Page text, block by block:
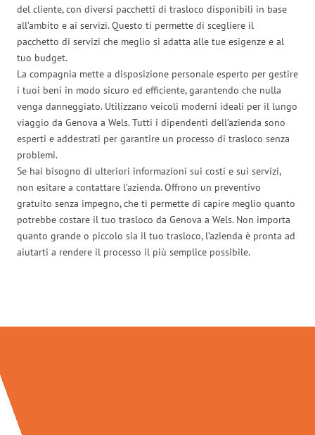
del cliente, con diversi pacchetti di trasloco disponibili in base
all’ambito e ai servizi. Questo ti permette di scegliere il
pacchetto di servizi che meglio si adatta alle tue esigenze e al
tuo budget.
La compagnia mette a disposizione personale esperto per gestire
i tuoi beni in modo sicuro ed efficiente, garantendo che nulla
venga danneggiato. Utilizzano veicoli moderni ideali per il lungo
viaggio da Genova a Wels. Tutti i dipendenti dell’azienda sono
esperti e addestrati per garantire un processo di trasloco senza
problemi.
Se hai bisogno di ulteriori informazioni sui costi e sui servizi,
non esitare a contattare l’azienda. Offrono un preventivo
gratuito senza impegno, che ti permette di capire meglio quanto
potrebbe costare il tuo trasloco da Genova a Wels. Non importa
quanto grande o piccolo sia il tuo trasloco, l’azienda è pronta ad
aiutarti a rendere il processo il più semplice possibile.